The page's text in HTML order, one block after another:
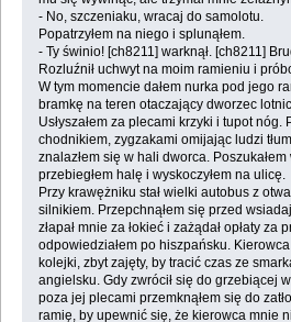
- No, szczeniaku, wracaj do samolotu.
Popatrzyłem na niego i splunąłem.
- Ty świnio! [ch8211] warknął. [ch8211]
Rozluźnił uchwyt na moim ramieniu i
W tym momencie dałem nurka pod jego
bramkę na teren otaczający dworzec
Usłyszałem za plecami krzyki i tupot nóg.
chodnikiem, zygzakami omijając ludzi
znalazłem się w hali dworca.
przebiegłem halę i wyskoczyłem na ulicę.
Przy krawężniku stał wielki autobus z
silnikiem. Przepchnąłem się przed
złapał mnie za łokieć i zażądał opłaty za
odpowiedziałem po hiszpańsku.
kolejki, zbyt zajęty, by tracić czas ze
angielsku. Gdy zwrócił się do grzebiącej
poza jej plecami przemknąłem się do
ramię, by upewnić się, że kierowca mnie